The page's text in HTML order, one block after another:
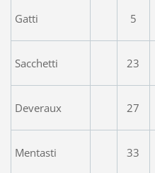
Gatti 5
Sacchetti 23
Deveraux 27
Mentasti 33